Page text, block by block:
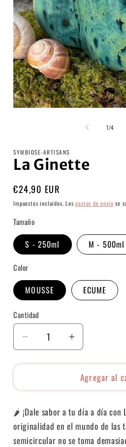
una
ventana
modal
1/de
4
SYMBIOSE-ARTISANS
La Ginette
Precio
habitual
€24,90 EUR
Impuestos incluidos. Losgastos de envío se
Tamaño
S - 250ml M - 500ml
Color
MOUSSE ECUME
Cantidad
Cantidad
Reducir
cantidad
para
Ginette
Aumentar
cantidad
para
La
Ginette
Agregar al
🌶️ ¡Dale sabor a tu día a día con
originalidad en el mundo de las
semicircular no se toma